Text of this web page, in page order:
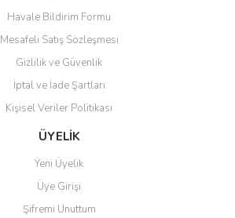
Gönder
Havale Bildirim Formu
Mesafeli Satış Sözleşmesi
Gizlilik ve Güvenlik
İptal ve İade Şartları
Kişisel Veriler Politikası
ÜYELİK
Yeni Üyelik
Üye Girişi
Şifremi Unuttum